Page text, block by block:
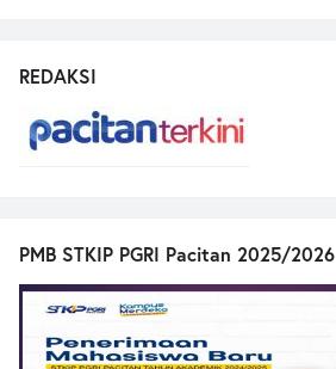
REDAKSI
PMB STKIP PGRI Pacitan 2025/2026